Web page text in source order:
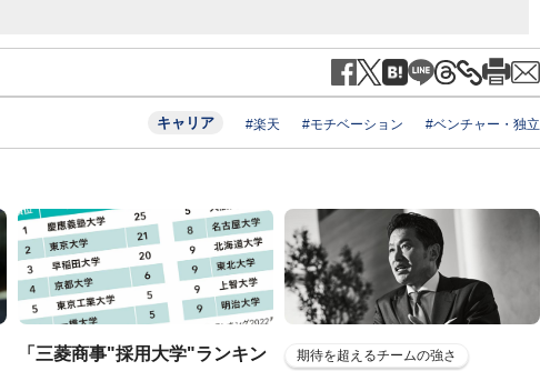
キャリア #楽天 #モチベーション #ベンチャー・独立
「三菱商事"採用大学"ランキン
期待を超えるチームの強さ